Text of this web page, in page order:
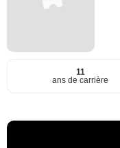
11
ans de carrière